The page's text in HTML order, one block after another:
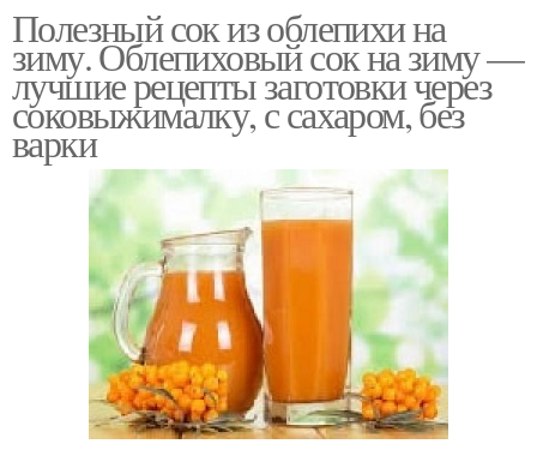
Полезный сок из облепихи на
зиму. Облепиховый сок на зиму —
лучшие рецепты заготовки через
соковыжималку, с сахаром, без
варки